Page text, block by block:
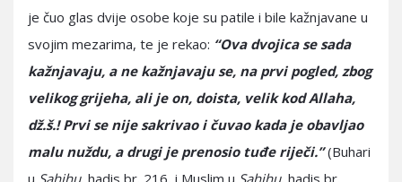
je čuo glas dvije osobe koje su patile i bile kažnjavane u
svojim mezarima, te je rekao: “Ova dvojica se sada
kažnjavaju, a ne kažnjavaju se, na prvi pogled, zbog
velikog grijeha, ali je on, doista, velik kod Allaha,
dž.š.! Prvi se nije sakrivao i čuvao kada je obavljao
malu nuždu, a drugi je prenosio tuđe riječi.”(Buhari
u Sahihu, hadis br. 216, i Muslim u Sahihu, hadis br.